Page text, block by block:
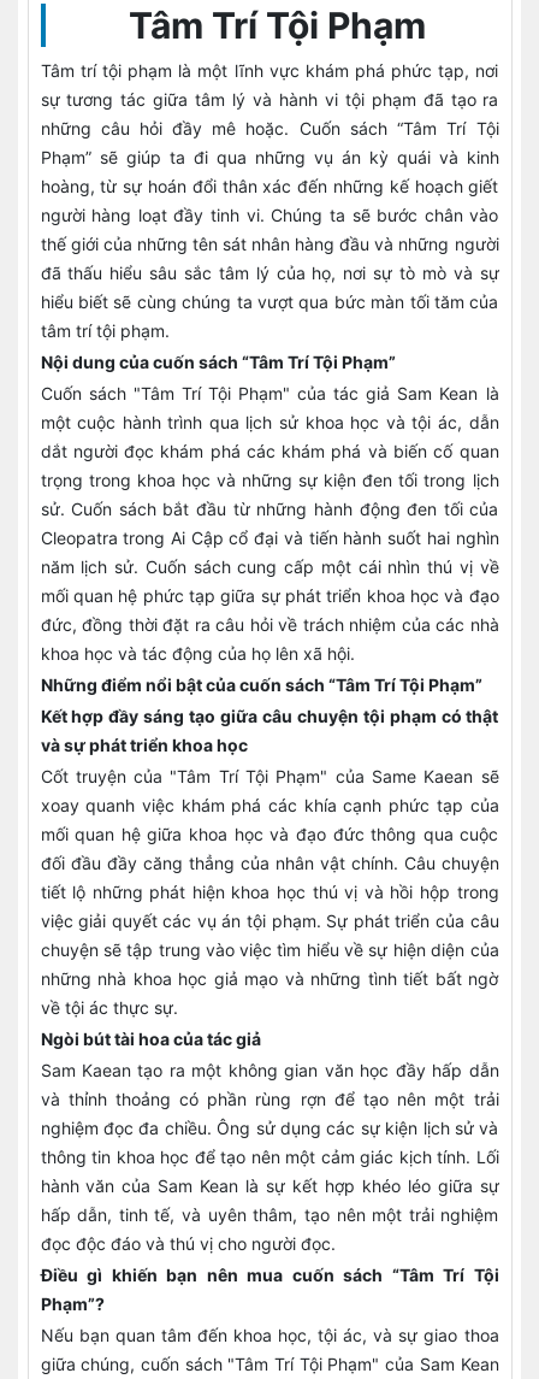
Tâm Trí Tội Phạm
Tâm trí tội phạm là một lĩnh vực khám phá phức tạp, nơi
sự tương tác giữa tâm lý và hành vi tội phạm đã tạo ra
những câu hỏi đầy mê hoặc. Cuốn sách “Tâm Trí Tội
Phạm” sẽ giúp ta đi qua những vụ án kỳ quái và kinh
hoàng, từ sự hoán đổi thân xác đến những kế hoạch giết
người hàng loạt đầy tinh vi. Chúng ta sẽ bước chân vào
thế giới của những tên sát nhân hàng đầu và những người
đã thấu hiểu sâu sắc tâm lý của họ, nơi sự tò mò và sự
hiểu biết sẽ cùng chúng ta vượt qua bức màn tối tăm của
tâm trí tội phạm.
Nội dung của cuốn sách “Tâm Trí Tội Phạm”
Cuốn sách "Tâm Trí Tội Phạm" của tác giả Sam Kean là
một cuộc hành trình qua lịch sử khoa học và tội ác, dẫn
dắt người đọc khám phá các khám phá và biến cố quan
trọng trong khoa học và những sự kiện đen tối trong lịch
sử. Cuốn sách bắt đầu từ những hành động đen tối của
Cleopatra trong Ai Cập cổ đại và tiến hành suốt hai nghìn
năm lịch sử. Cuốn sách cung cấp một cái nhìn thú vị về
mối quan hệ phức tạp giữa sự phát triển khoa học và đạo
đức, đồng thời đặt ra câu hỏi về trách nhiệm của các nhà
khoa học và tác động của họ lên xã hội.
Những điểm nổi bật của cuốn sách “Tâm Trí Tội Phạm”
Kết hợp đầy sáng tạo giữa câu chuyện tội phạm có thật
và sự phát triển khoa học
Cốt truyện của "Tâm Trí Tội Phạm" của Same Kaean sẽ
xoay quanh việc khám phá các khía cạnh phức tạp của
mối quan hệ giữa khoa học và đạo đức thông qua cuộc
đối đầu đầy căng thẳng của nhân vật chính. Câu chuyện
tiết lộ những phát hiện khoa học thú vị và hồi hộp trong
việc giải quyết các vụ án tội phạm. Sự phát triển của câu
chuyện sẽ tập trung vào việc tìm hiểu về sự hiện diện của
những nhà khoa học giả mạo và những tình tiết bất ngờ
về tội ác thực sự.
Ngòi bút tài hoa của tác giả
Sam Kaean tạo ra một không gian văn học đầy hấp dẫn
và thỉnh thoảng có phần rùng rợn để tạo nên một trải
nghiệm đọc đa chiều. Ông sử dụng các sự kiện lịch sử và
thông tin khoa học để tạo nên một cảm giác kịch tính. Lối
hành văn của Sam Kean là sự kết hợp khéo léo giữa sự
hấp dẫn, tinh tế, và uyên thâm, tạo nên một trải nghiệm
đọc độc đáo và thú vị cho người đọc.
Điều gì khiến bạn nên mua cuốn sách “Tâm Trí Tội
Phạm”?
Nếu bạn quan tâm đến khoa học, tội ác, và sự giao thoa
giữa chúng, cuốn sách "Tâm Trí Tội Phạm" của Sam Kean